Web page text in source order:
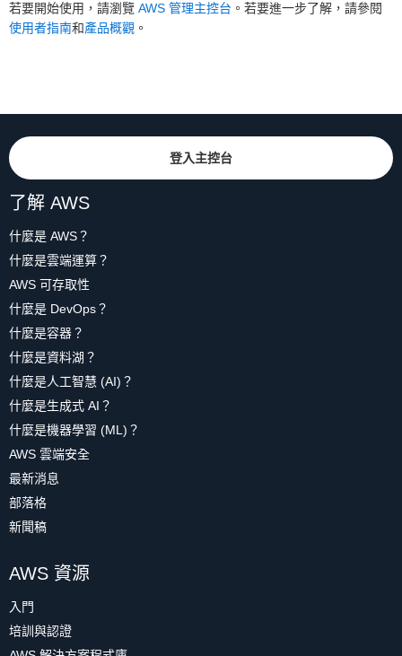
若要開始使用，請瀏覽 AWS 管理主控台 。若要進一步了解，請參閱
使用者指南和產品概觀 。
登入主控台
了解 AWS
什麼是 AWS？
什麼是雲端運算？
AWS 可存取性
什麼是 DevOps？
什麼是容器？
什麼是資料湖？
什麼是人工智慧 (AI)？
什麼是生成式 AI？
什麼是機器學習 (ML)？
AWS 雲端安全
最新消息
部落格
新聞稿
AWS 資源
入門
培訓與認證